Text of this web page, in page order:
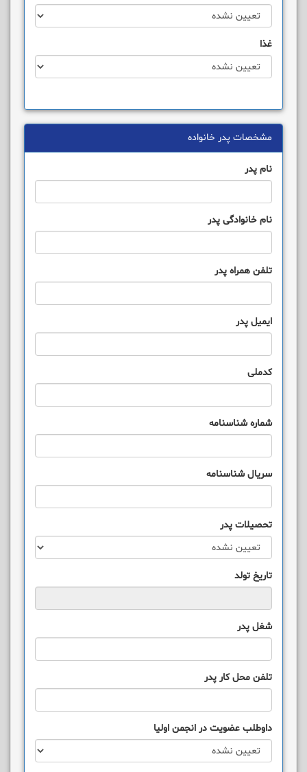
غذا
مشخصات پدر خانواده
نام پدر
نام خانوادگی پدر
تلفن همراه پدر
ایمیل پدر
کدملی
شماره شناسنامه
سریال شناسنامه
تحصیلات پدر
تاریخ تولد
شغل پدر
تلفن محل کار پدر
داوطلب عضويت در انجمن اوليا